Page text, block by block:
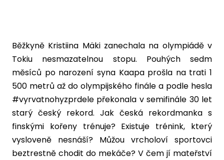
Běžkyně Kristiina Mäki zanechala na olympiádě v
Tokiu nesmazatelnou stopu. Pouhých sedm
měsíců po narození syna Kaapa prošla na trati 1
500 metrů až do olympijského finále a podle hesla
#vyrvatnohyzprdele překonala v semifinále 30 let
starý český rekord. Jak česká rekordmanka s
finskými kořeny trénuje? Existuje trénink, který
vysloveně nesnáší? Můžou vrcholoví sportovci
beztrestně chodit do mekáče? V čem jí mateřství